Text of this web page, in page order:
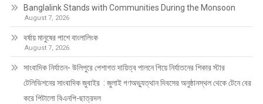
Banglalink Stands with Communities During the Monsoon
August 7, 2026
বর্ষায় মানুষের পাশে বাংলালিংক
August 7, 2026
সাংবাদিক নির্যাতন- উলিপুরে পেশাগত দায়িত্ব পালনে গিয়ে নির্যাতনের শিকার স্টার
টেলিভিশনের সাংবাদিক জুবাইর : জুলাই গণঅভ্যুত্থান দিবসের অনুষ্ঠানস্থল থেকে টেনে বের
করে পিটালো বিএনপি-ছাত্রদল